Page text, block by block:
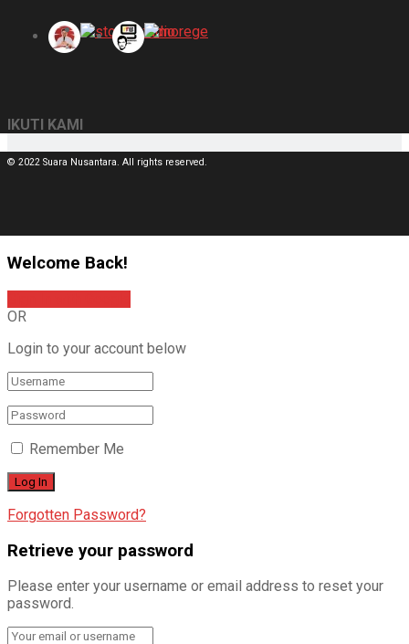
IKUTI KAMI
© 2022 Suara Nusantara. All rights reserved.
Welcome Back!
OR
Login to your account below
Remember Me
Forgotten Password?
Retrieve your password
Please enter your username or email address to reset your
password.